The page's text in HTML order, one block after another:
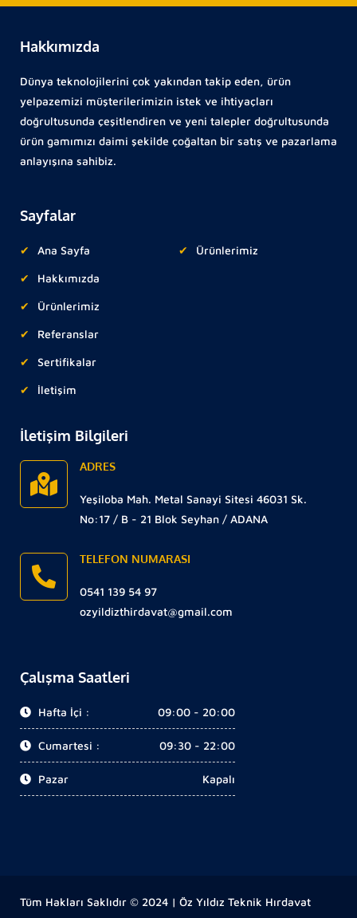
Hakkımızda
Dünya teknolojilerini çok yakından takip eden, ürün
yelpazemizi müşterilerimizin istek ve ihtiyaçları
doğrultusunda çeşitlendiren ve yeni talepler doğrultusunda
ürün gamımızı daimi şekilde çoğaltan bir satış ve pazarlama
anlayışına sahibiz.
Sayfalar
Ana Sayfa
Hakkımızda
Ürünlerimiz
Referanslar
Sertifikalar
İletişim
Ürünlerimiz
İletişim Bilgileri
ADRES
Yeşiloba Mah. Metal Sanayi Sitesi 46031 Sk.
No:17 / B - 21 Blok Seyhan / ADANA
TELEFON NUMARASI
0541 139 54 97
ozyildizthirdavat@gmail.com
Çalışma Saatleri
Hafta İçi : 09:00 - 20:00
Cumartesi : 09:30 - 22:00
Pazar Kapalı
Tüm Hakları Saklıdır © 2024 | Öz Yıldız Teknik Hırdavat